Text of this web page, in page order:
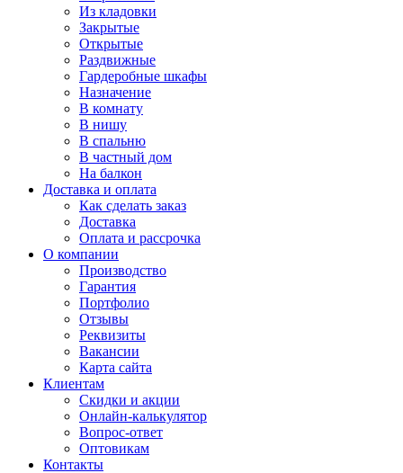
Из кладовки
Закрытые
Открытые
Раздвижные
Гардеробные шкафы
Назначение
В комнату
В нишу
В спальню
В частный дом
На балкон
Доставка и оплата
Как сделать заказ
Доставка
Оплата и рассрочка
О компании
Производство
Гарантия
Портфолио
Отзывы
Реквизиты
Вакансии
Карта сайта
Клиентам
Скидки и акции
Онлайн-калькулятор
Вопрос-ответ
Оптовикам
Контакты